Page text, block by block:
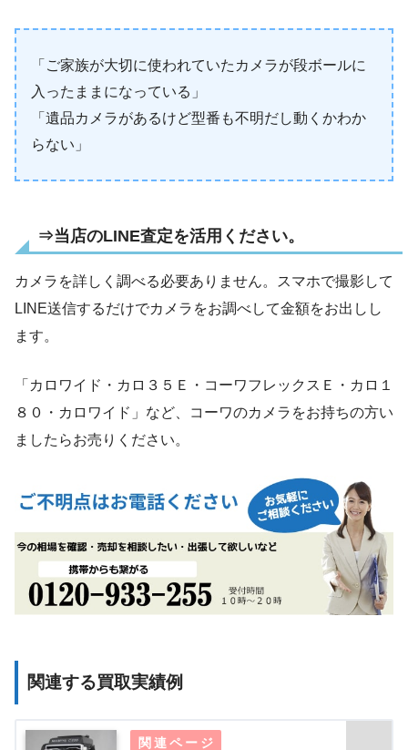
「ご家族が大切に使われていたカメラが段ボールに
入ったままになっている」
「遺品カメラがあるけど型番も不明だし動くかわか
らない」
⇒当店のLINE査定を活用ください。
カメラを詳しく調べる必要ありません。スマホで撮影して
LINE送信するだけでカメラをお調べして金額をお出しし
ます。
「カロワイド・カロ３５Ｅ・コーワフレックスＥ・カロ１
８０・カロワイド」など、コーワのカメラをお持ちの方い
ましたらお売りください。
関連する買取実績例